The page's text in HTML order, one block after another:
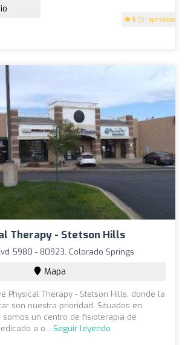
5 (51 opiniones)
Therapy - Stetson Hills
5980 - 80923, Colorado Springs
Mapa
Physical Therapy - Stetson Hills, donde la
son nuestra prioridad. Situados en
somos un centro de fisioterapia de
a o... Seguir leyendo